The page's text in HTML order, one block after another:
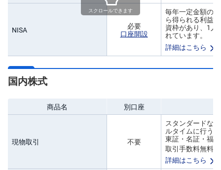
物
・
銀
プ
ラ
建
M
NE
W
NISA
必要
口座開設
毎年一定金額の
ら得られる利益
資枠があり、1人
れています。
詳細はこちら
スクロールできます
国内株式
商品名 別口座
現物取引 不要
スタンダードな
ルタイムに行う
東証・名証・福
取引手数料無料
詳細はこちら